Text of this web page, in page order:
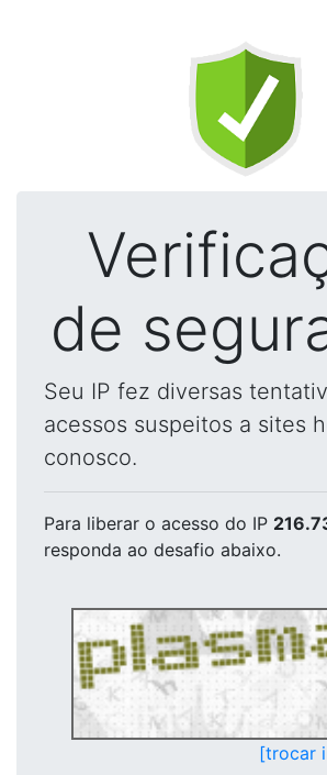
de
Seu IP fez diversas
acessos suspeitos a sites
conosco.
Para liberar o acesso do IP
responda ao desafio abaixo.
[trocar